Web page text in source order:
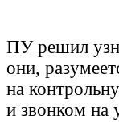
ПУ решил
они,
на
и звонком на